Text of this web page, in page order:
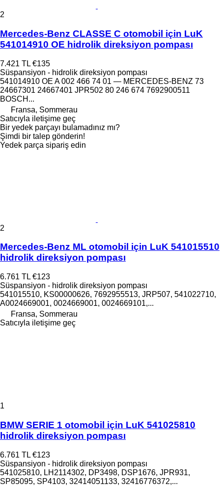
2
Mercedes-Benz CLASSE C otomobil için LuK
541014910 OE hidrolik direksiyon pompası
7.421 TL €135
Süspansiyon - hidrolik direksiyon pompası
541014910 OE A 002 466 74 01 — MERCEDES-BENZ 73
24667301 24667401 JPR502 80 246 674 7692900511
BOSCH...
Fransa, Sommerau
Satıcıyla iletişime geç
Bir yedek parçayı bulamadınız mı?
Şimdi bir talep gönderin!
Yedek parça sipariş edin
2
Mercedes-Benz ML otomobil için LuK 541015510
hidrolik direksiyon pompası
6.761 TL €123
Süspansiyon - hidrolik direksiyon pompası
541015510, KS00000626, 7692955513, JRP507, 541022710,
A0024669001, 0024669001, 0024669101,...
Fransa, Sommerau
Satıcıyla iletişime geç
1
BMW SERIE 1 otomobil için LuK 541025810
hidrolik direksiyon pompası
6.761 TL €123
Süspansiyon - hidrolik direksiyon pompası
541025810, LH2114302, DP3498, DSP1676, JPR931,
SP85095, SP4103, 32414051133, 32416776372,...